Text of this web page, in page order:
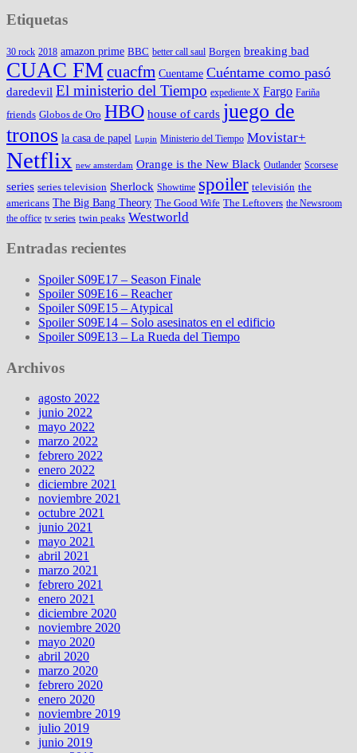
Etiquetas
30 rock 2018 amazon prime BBC better call saul Borgen breaking bad
CUAC FMcuacfm Cuentame Cuéntame como pasó
daredevil El ministerio del Tiempo expediente X Fargo Fariña
friends Globos de Oro HBO house of cards juego de
tronos la casa de papel Lupin Ministerio del Tiempo Movistar+
Netflix new amsterdam Orange is the New Black Outlander Scorsese
series series television Sherlock Showtime spoiler televisión the
americans The Big Bang Theory The Good Wife The Leftovers the Newsroom
the office tv series twin peaks Westworld
Entradas recientes
Spoiler S09E17 – Season Finale
Spoiler S09E16 – Reacher
Spoiler S09E15 – Atypical
Spoiler S09E14 – Solo asesinatos en el edificio
Spoiler S09E13 – La Rueda del Tiempo
Archivos
agosto 2022
junio 2022
mayo 2022
marzo 2022
febrero 2022
enero 2022
diciembre 2021
noviembre 2021
octubre 2021
junio 2021
mayo 2021
abril 2021
marzo 2021
febrero 2021
enero 2021
diciembre 2020
noviembre 2020
mayo 2020
abril 2020
marzo 2020
febrero 2020
enero 2020
noviembre 2019
julio 2019
junio 2019